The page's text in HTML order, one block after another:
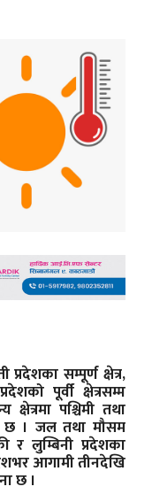
सम्पूर्ण क्षेत्र,
पूर्वी क्षेत्रसम्म
पश्चिमी तथा
छ । जल तथा मौसम
र लुम्बिनी प्रदेशका
आगामी तीनदेखि
छ ।